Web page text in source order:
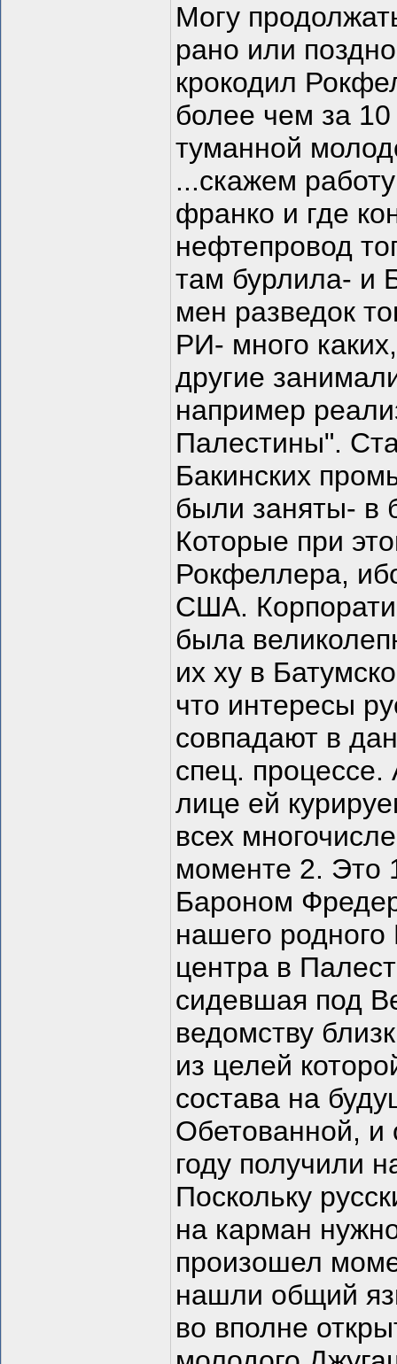
Могу
рано или
крокодил
более чем за
туманной
...скажем
франко и где
нефтепровод
там бурлила- и
мен разведок
РИ- много
другие
например
Палестины".
Бакинских
были заняты- в
Которые при
Рокфеллера,
США.
была
их ху в
что интересы
совпадают в
спец.
лице ей
всех
моменте 2. Это
Бароном
нашего
центра в
сидевшая под
ведомству
из целей
состава на
Обетованной, и
году получили
Поскольку
на карман
произошел
нашли общий
во вполне